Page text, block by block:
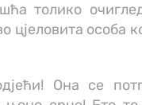
толико
цјеловита особа
Она се